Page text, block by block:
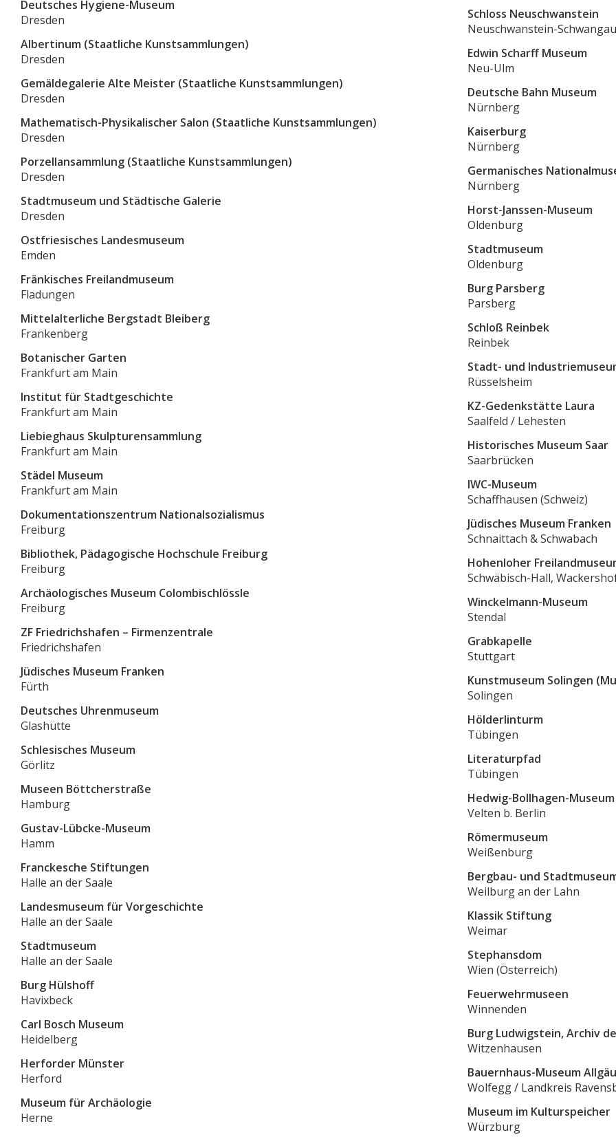
Deutsches Hygiene-Museum
Dresden
Albertinum (Staatliche Kunstsammlungen)
Dresden
Gemäldegalerie Alte Meister (Staatliche Kunstsammlungen)
Dresden
Mathematisch-Physikalischer Salon (Staatliche Kunstsammlungen)
Dresden
Porzellansammlung (Staatliche Kunstsammlungen)
Dresden
Stadtmuseum und Städtische Galerie
Dresden
Ostfriesisches Landesmuseum
Emden
Fränkisches Freilandmuseum
Fladungen
Mittelalterliche Bergstadt Bleiberg
Frankenberg
Botanischer Garten
Frankfurt am Main
Institut für Stadtgeschichte
Frankfurt am Main
Liebieghaus Skulpturensammlung
Frankfurt am Main
Städel Museum
Frankfurt am Main
Dokumentationszentrum Nationalsozialismus
Freiburg
Bibliothek, Pädagogische Hochschule Freiburg
Freiburg
Archäologisches Museum Colombischlössle
Freiburg
ZF Friedrichshafen – Firmenzentrale
Friedrichshafen
Jüdisches Museum Franken
Fürth
Deutsches Uhrenmuseum
Glashütte
Schlesisches Museum
Görlitz
Museen Böttcherstraße
Hamburg
Gustav-Lübcke-Museum
Hamm
Franckesche Stiftungen
Halle an der Saale
Landesmuseum für Vorgeschichte
Halle an der Saale
Stadtmuseum
Halle an der Saale
Burg Hülshoff
Havixbeck
Carl Bosch Museum
Heidelberg
Herforder Münster
Herford
Museum für Archäologie
Herne
Schloss Neuschwanstein
Neuschwanstein-Schwangau
Edwin Scharff Museum
Neu-Ulm
Deutsche Bahn Museum
Nürnberg
Kaiserburg
Nürnberg
Germanisches
Nürnberg
Horst-Janssen-Museum
Oldenburg
Stadtmuseum
Oldenburg
Burg Parsberg
Parsberg
Schloß Reinbek
Reinbek
Stadt- und
Rüsselsheim
KZ-Gedenkstätte Laura
Saalfeld / Lehesten
Historisches Museum Saar
Saarbrücken
IWC-Museum
Schaffhausen (Schweiz)
Jüdisches Museum Franken
Schnaittach & Schwabach
Hohenloher
Schwäbisch-Hall,
Winckelmann-Museum
Stendal
Grabkapelle
Stuttgart
Kunstmuseum Solingen
Solingen
Hölderlinturm
Tübingen
Literaturpfad
Tübingen
Hedwig-Bollhagen-Museum
Velten b. Berlin
Römermuseum
Weißenburg
Bergbau- und
Weilburg an der Lahn
Klassik Stiftung
Weimar
Stephansdom
Wien (Österreich)
Feuerwehrmuseen
Winnenden
Burg Ludwigstein, Archiv
Witzenhausen
Bauernhaus-Museum
Wolfegg / Landkreis
Museum im Kulturspeicher
Würzburg